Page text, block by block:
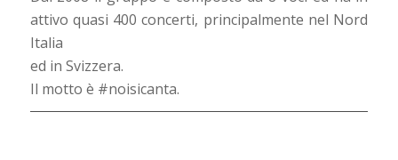
attivo quasi 400 concerti, principalmente nel Nord
Italia
ed in Svizzera.
Il motto è #noisicanta.